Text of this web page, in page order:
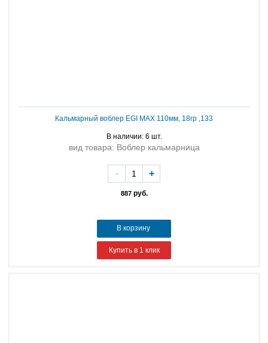
Кальмарный воблер EGI MAX 110мм, 18гр ,133
В наличии: 6 шт.
вид товара: Воблер кальмарница
887руб.
- +
В корзину
Купить в 1 клик